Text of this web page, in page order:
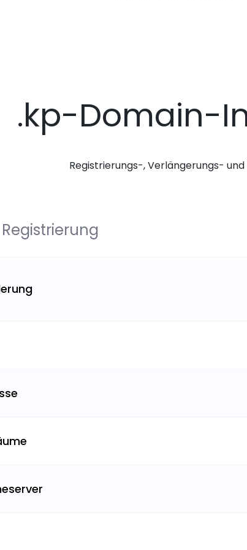
.kp-Domain-
Registrierungs-, Verlängerungs-